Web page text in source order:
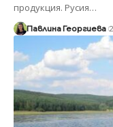
продукция. Русия…
Павлина Георгиева